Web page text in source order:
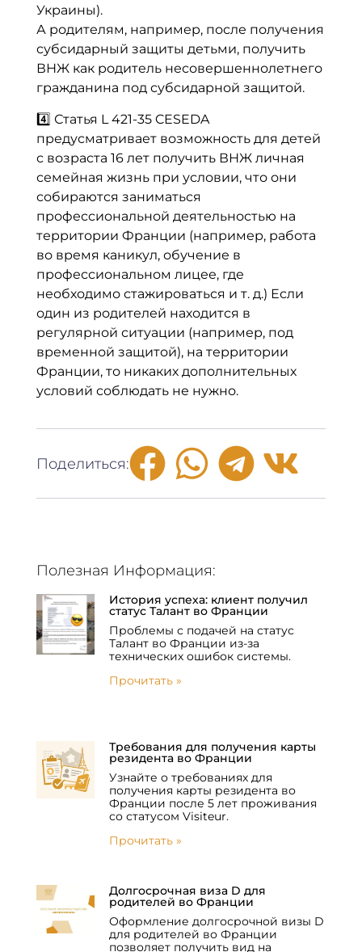
Украины).
А родителям, например, после получения
субсидарный защиты детьми, получить
ВНЖ как родитель несовершеннолетнего
гражданина под субсидарной защитой.
4️⃣ Статья L 421-35 CESEDA
предусматривает возможность для детей
с возраста 16 лет получить ВНЖ личная
семейная жизнь при условии, что они
собираются заниматься
профессиональной деятельностью на
территории Франции (например, работа
во время каникул, обучение в
профессиональном лицее, где
необходимо стажироваться и т. д.) Если
один из родителей находится в
регулярной ситуации (например, под
временной защитой), на территории
Франции, то никаких дополнительных
условий соблюдать не нужно.⠀
Поделиться:
Полезная Информация:
История успеха: клиент получил
статус Талант во Франции
Проблемы с подачей на статус
Талант во Франции из-за
технических ошибок системы.
Прочитать »
Требования для получения карты
резидента во Франции
Узнайте о требованиях для
получения карты резидента во
Франции после 5 лет проживания
со статусом Visiteur.
Прочитать »
Долгосрочная виза D для
родителей во Франции
Оформление долгосрочной визы D
для родителей во Франции
позволяет получить вид на